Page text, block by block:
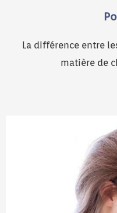
La différence entre
matière de